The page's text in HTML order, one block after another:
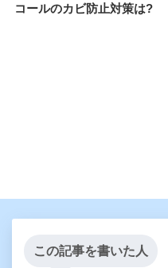
コールのカビ防止対策は?
この記事を書いた人